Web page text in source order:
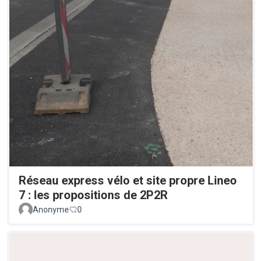
Réseau express vélo et site propre Lineo
7 : les propositions de 2P2R
Anonyme 0